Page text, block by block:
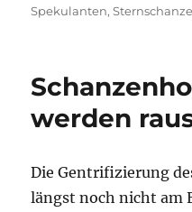
Spekulanten,Sternschanze
werden
Die Gentrifizierung
längst noch nicht am